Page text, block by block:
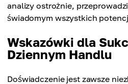
analizy ostrożnie,
świadomym wszystkich
Wskazówki dla
Dziennym Handlu
Doświadczenie jest zawsze